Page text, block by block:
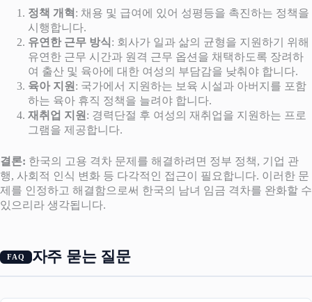
정책 개혁 : 채용 및 급여에 있어 성평등을 촉진하는 정책을
시행합니다.
유연한 근무 방식: 회사가 일과 삶의 균형을 지원하기 위해
유연한 근무 시간과 원격 근무 옵션을 채택하도록 장려하
여 출산 및 육아에 대한 여성의 부담감을 낮춰야 합니다.
육아 지원 : 국가에서 지원하는 보육 시설과 아버지를 포함
하는 육아 휴직 정책을 늘려야 합니다.
재취업 지원 : 경력단절 후 여성의 재취업을 지원하는 프로
그램을 제공합니다.
결론: 한국의 고용 격차 문제를 해결하려면 정부 정책, 기업 관
행, 사회적 인식 변화 등 다각적인 접근이 필요합니다. 이러한 문
제를 인정하고 해결함으로써 한국의 남녀 임금 격차를 완화할 수
있으리라 생각됩니다.
자주 묻는 질문